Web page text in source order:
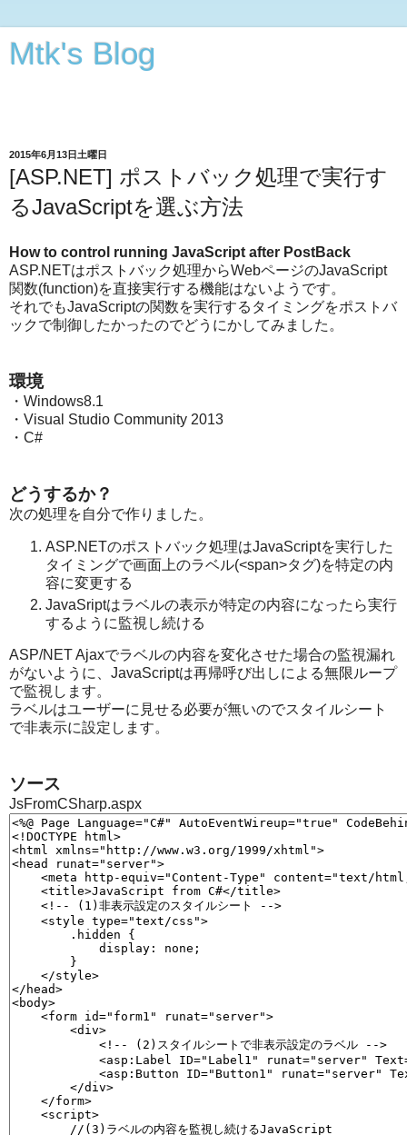
Mtk's Blog
2015年6月13日土曜日
[ASP.NET] ポストバック処理で実行す
るJavaScriptを選ぶ方法
How to control running JavaScript after PostBack
ASP.NETはポストバック処理からWebページのJavaScript
関数(function)を直接実行する機能はないようです。
それでもJavaScriptの関数を実行するタイミングをポストバ
ックで制御したかったのでどうにかしてみました。
環境
・Windows8.1
・Visual Studio Community 2013
・C#
どうするか？
次の処理を自分で作りました。
ASP.NETのポストバック処理はJavaScriptを実行した
タイミングで画面上のラベル(<span>タグ)を特定の内
容に変更する
JavaSriptはラベルの表示が特定の内容になったら実行
するように監視し続ける
ASP/NET Ajaxでラベルの内容を変化させた場合の監視漏れ
がないように、JavaScriptは再帰呼び出しによる無限ループ
で監視します。
ラベルはユーザーに見せる必要が無いのでスタイルシート
で非表示に設定します。
ソース
JsFromCSharp.aspx